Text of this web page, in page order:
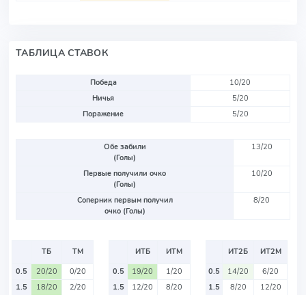
ТАБЛИЦА СТАВОК
Победа
10/20
Ничья
5/20
Поражение
5/20
Обе забили
(Голы)
13/20
Первые получили очко
(Голы)
10/20
Соперник первым получил
очко (Голы)
8/20
ТБ
ТМ
0.5
20/20
0/20
1.5
18/20
2/20
ИТБ
ИТМ
0.5
19/20
1/20
1.5
12/20
8/20
ИТ2Б
ИТ2М
0.5
14/20
6/20
1.5
8/20
12/20